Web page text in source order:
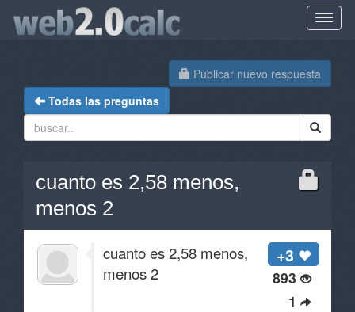
Publicar nuevo respuesta
Todas las preguntas
cuanto es 2,58 menos,
menos 2
+3
893
1
cuanto es 2,58 menos,
menos 2